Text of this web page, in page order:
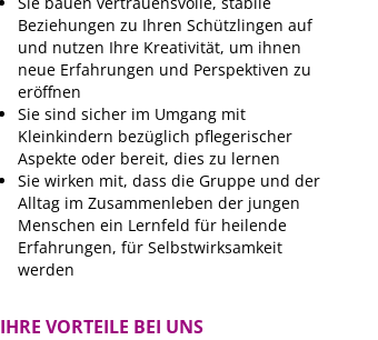
Beziehungen zu Ihren Schützlingen auf
und nutzen Ihre Kreativität, um ihnen
neue Erfahrungen und Perspektiven zu
eröffnen
Sie sind sicher im Umgang mit
Kleinkindern bezüglich pflegerischer
Aspekte oder bereit, dies zu lernen
Sie wirken mit, dass die Gruppe und der
Alltag im Zusammenleben der jungen
Menschen ein Lernfeld für heilende
Erfahrungen, für Selbstwirksamkeit
werden
IHRE VORTEILE BEI UNS